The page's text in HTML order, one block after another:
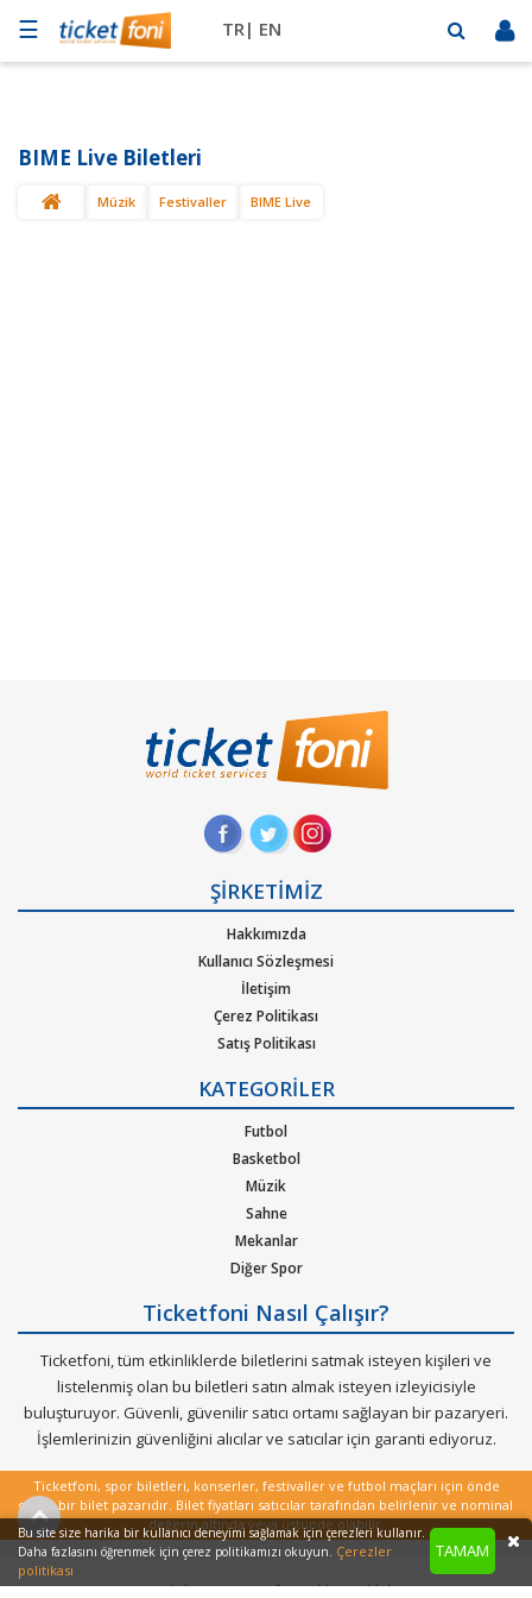
☰ TR| EN
BIME Live Biletleri
Müzik Festivaller BIME Live
ŞİRKETİMİZ
Hakkımızda
Kullanıcı Sözleşmesi
İletişim
Çerez Politikası
Satış Politikası
Kurumsal Ağırlama
Nasıl Çalışır
Bilet Tipi ve Teslimat
Üyelik Doğrulama
Sık Sorulan Sorular
KATEGORİLER
Futbol
Basketbol
Müzik
Sahne
Mekanlar
Diğer Spor
Ticketfoni Nasıl Çalışır?
Ticketfoni, tüm etkinliklerde biletlerini satmak isteyen kişileri ve
listelenmiş olan bu biletleri satın almak isteyen izleyicisiyle
buluşturuyor. Güvenli, güvenilir satıcı ortamı sağlayan bir pazaryeri.
İşlemlerinizin güvenliğini alıcılar ve satıcılar için garanti ediyoruz.
Ticketfoni, spor biletleri, konserler, festivaller ve futbol maçları için önde
gelen bir bilet pazarıdır. Bilet fiyatları satıcılar tarafından belirlenir ve nominal
değerin altında veya üstünde olabilir.
Copyright © 2022 - Tüm Hakları Saklıdır
TAMAM
Bu site size harika bir kullanıcı deneyimi sağlamak için çerezleri kullanır.
Daha fazlasını öğrenmek için çerez politikamızı okuyun. Çerezler
politikası